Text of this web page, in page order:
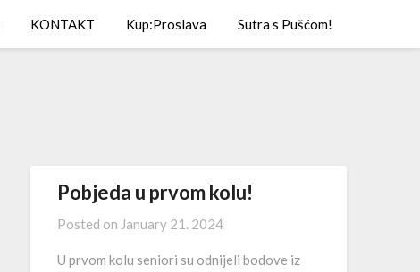
KONTAKT Kup:Proslava Sutra s Pušćom!
Pobjeda u prvom kolu!
Posted on January 21. 2024
U prvom kolu seniori su odnijeli bodove iz